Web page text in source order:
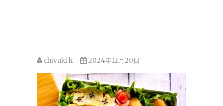
chiyuki.k 2024年12月20日